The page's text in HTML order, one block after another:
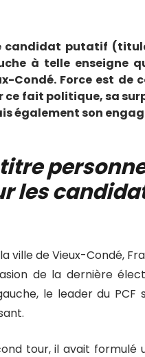
candidat putatif
à telle enseigne
Condé. Force est de
ce fait politique, sa
également son
les
ville de Vieux-Condé,
de la dernière
le leader du
tour, il avait